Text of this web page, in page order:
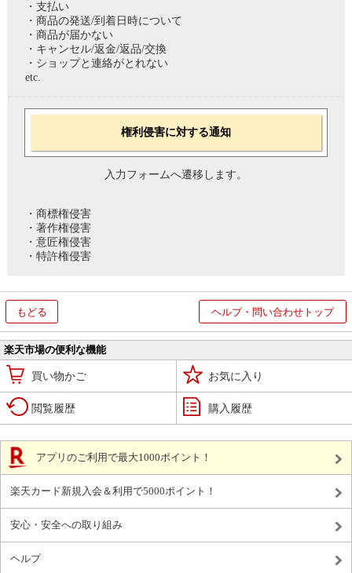
・支払い
・商品の発送/到着日時について
・商品が届かない
・キャンセル/返金/返品/交換
・ショップと連絡がとれない
etc.
権利侵害に対する通知
入力フォームへ遷移します。
・商標権侵害
・著作権侵害
・意匠権侵害
・特許権侵害
もどる ヘルプ・問い合わせトップ
楽天市場の便利な機能
買い物かご お気に入り
閲覧履歴 購入履歴
アプリのご利用で最大1000ポイント！
楽天カード新規入会＆利用で5000ポイント！
安心・安全への取り組み
ヘルプ